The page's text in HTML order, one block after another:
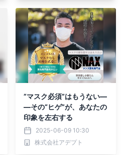
”マスク必須”はもうない―
―その“ヒゲ”が、あなたの
印象を左右する
2025-06-09 10:30
株式会社アデプト